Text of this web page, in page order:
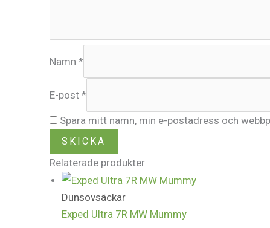
Namn *
E-post *
Spara mitt namn, min e-postadress och
Relaterade produkter
Dunsovsäckar
Exped Ultra 7R MW Mummy